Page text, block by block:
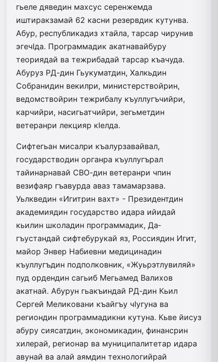
гьеле дяведин махсус серенжемда
иштиракзамай 62 касни резервдик кутунва.
Абур, республикадиз хтайла, тарсар чирунив
эгечIда. Программадик акатнавайбуру
теориядай ва тежрибадай тарсар къачуда.
Абуруз РД-дин Гьукуматдин, Халкьдин
Собранидин векилри, министерствойрин,
ведомствойрин тежрибалу къуллугъчийри,
карчийри, насигьатчийри, зегьметдин
ветеранри лекцияр кIелда.
Сифтегьан мисалри къалурзавайвал,
государстводин органра къуллугърал
тайинарнавай СВО-дин ветеранри чпин
везифаяр гъавурда аваз тамамарзава.
Уьлкведин «Игит­рин вахт» - Президентдин
академия­дин государство идара ийидай
кьилин школадин программадик, Да­
гъустандай сифтебурукай яз, Россиядин Игит,
майор Энвер Набиевни медицинадин
къуллугъдин подполковник, «Жуьрэтлувиляй»
пуд ордендин­ сагьиб Мегьамед Валихов
акатнай. Абурун гьакъиндай РД-дин Кьил
Сергей Меликовани къайгъу чIугуна ва
региондин программадикни кутуна­. Кьве йисуз
абуру сиясатдин, эко­но­ми­кадин, финансрин
хилерай, регионар ва муниципалитетар идара
авунай ва алай аямдин технологийрай